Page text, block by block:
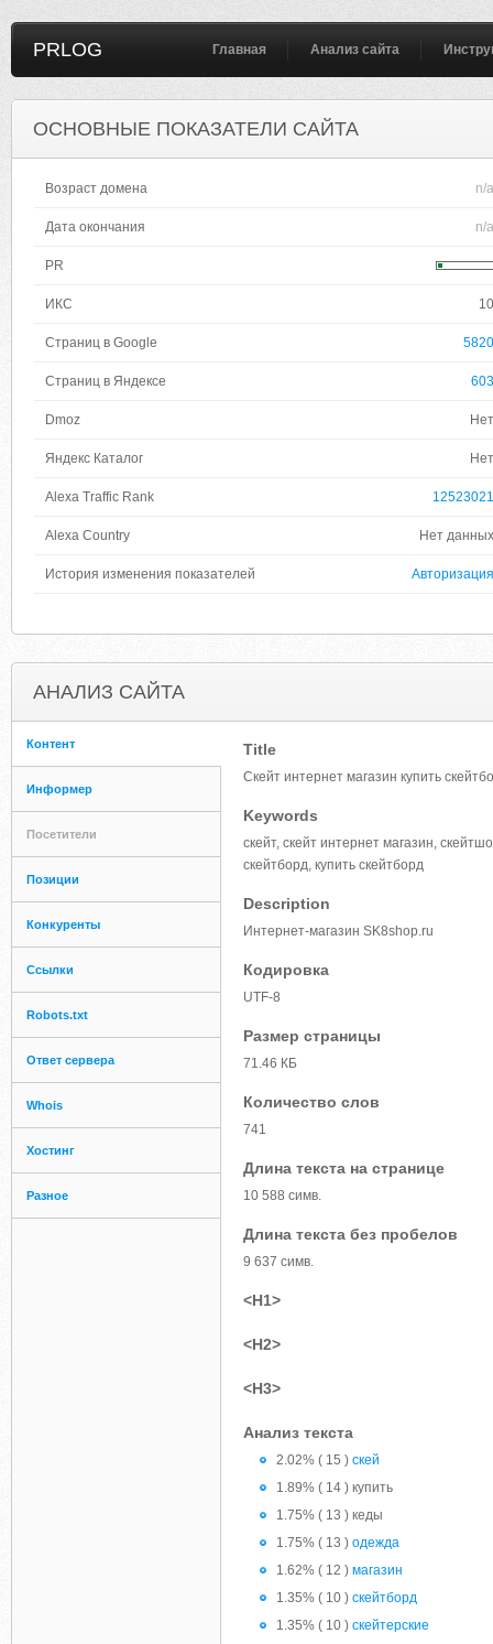
PRLOG Главная Анализ сайта
ОСНОВНЫЕ ПОКАЗАТЕЛИ САЙТА
Возраст домена n/a
Дата окончания n/a
PR
ИКС 10
Страниц в Google 5820
Страниц в Яндексе 603
Dmoz Нет
Яндекс Каталог Нет
Alexa Traffic Rank 12523021
Alexa Country Нет данных
История изменения показателей Авторизация
АНАЛИЗ САЙТА
Контент
Информер
Посетители
Позиции
Конкуренты
Ссылки
Robots.txt
Ответ сервера
Whois
Хостинг
Разное
Title
Скейт интернет магазин купить
Keywords
скейт, скейт интернет магазин,
скейтборд, купить скейтборд
Description
Интернет-магазин SK8shop.ru
Кодировка
UTF-8
Размер страницы
71.46 КБ
Количество слов
741
Длина текста на странице
10 588 симв.
Длина текста без пробелов
9 637 симв.
<H1>
<H2>
<H3>
Анализ текста
2.02% ( 15 ) скей
1.89% ( 14 ) купить
1.75% ( 13 ) кеды
1.75% ( 13 ) одежда
1.62% ( 12 ) магазин
1.35% ( 10 ) скейтборд
1.35% ( 10 ) скейтерские